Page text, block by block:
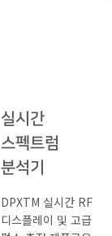
실시간
스펙트럼
분석기
DPXTM 실시간 RF
디스플레이 및 고급